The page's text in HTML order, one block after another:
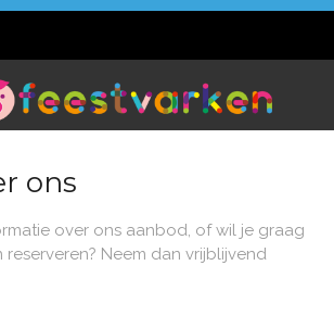
inhoud gaan
ons
over ons aanbod, of wil je graag
Neem dan vrijblijvend